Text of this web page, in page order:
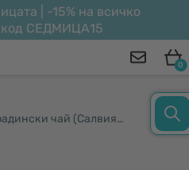
| -15% на всичко
СЕДМИЦА15
0
Градински чай (Салвия) - тинктура